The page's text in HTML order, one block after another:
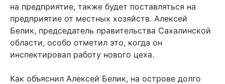
на предприятие, также будет поставляться на
предприятие от местных хозяйств. Алексей
Белик, председатель правительства Сахалинской
области, особо отметил это, когда он
инспектировал работу нового цеха.
Как объяснил Алексей Белик, на острове долго